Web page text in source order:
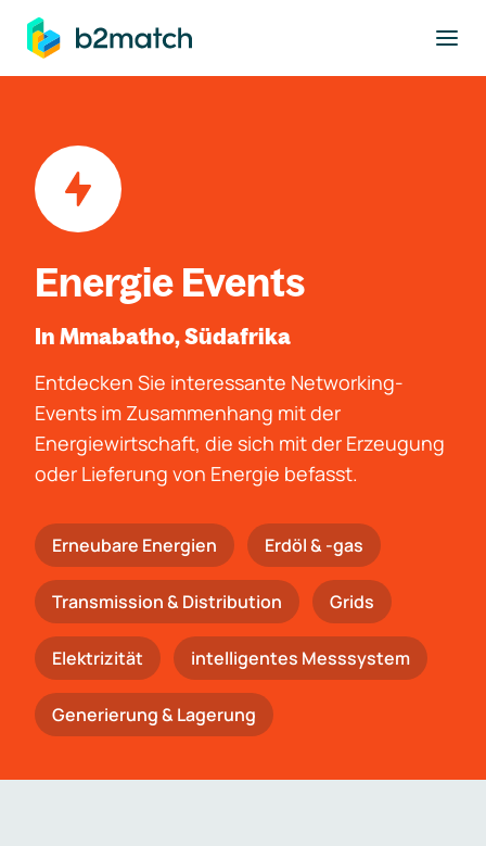
springen
Energie Events
In Mmabatho, Südafrika
Entdecken Sie interessante Networking-
Events im Zusammenhang mit der
Energiewirtschaft, die sich mit der Erzeugung
oder Lieferung von Energie befasst.
Erneubare Energien Erdöl & -gas
Trans­mis­si­on & Distribution Grids
Elektrizität intelligentes Messsystem
Generierung & Lagerung